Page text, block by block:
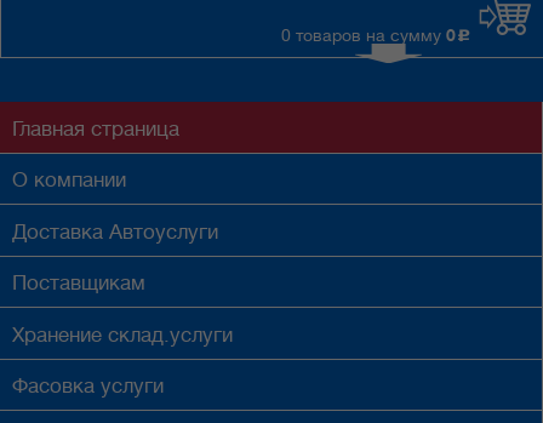
0 товаров на сумму 0 c
Главная страница
О компании
Доставка Автоуслуги
Поставщикам
Хранение склад.услуги
Фасовка услуги